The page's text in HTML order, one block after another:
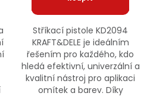
Stříkací pistole KD2094
KRAFT&DELE je ideálním
řešením pro každého, kdo
hledá efektivní, univerzální a
kvalitní nástroj pro aplikaci
omítek a barev. Díky